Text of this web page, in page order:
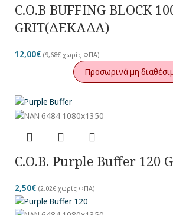
C.O.B BUFFING BLOCK
GRIT(ΔΕΚΑΔΑ)
12,00€ (9,68€ χωρίς ΦΠΑ)
Προσωρινά μη
C.O.B. Purple Buffer 120
2,50€ (2,02€ χωρίς ΦΠΑ)